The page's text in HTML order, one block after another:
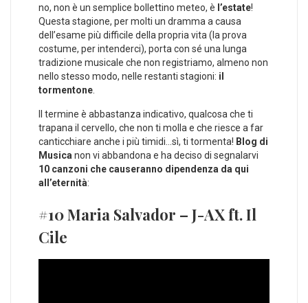
no, non è un semplice bollettino meteo, è l’estate!
Questa stagione, per molti un dramma a causa
dell’esame più difficile della propria vita (la prova
costume, per intenderci), porta con sé una lunga
tradizione musicale che non registriamo, almeno non
nello stesso modo, nelle restanti stagioni: il
tormentone
Il termine è abbastanza indicativo, qualcosa che ti
trapana il cervello, che non ti molla e che riesce a far
canticchiare anche i più timidi…sì, ti tormenta! Blog di
Musica non vi abbandona e ha deciso di segnalarvi
10 canzoni che causeranno dipendenza da qui
all’eternità:
#10 Maria Salvador – J-AX ft. Il
Cile